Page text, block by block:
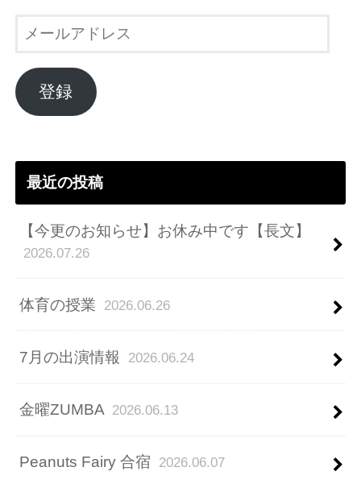
ル
ア
ド
登録
最近の投稿
【今更のお知らせ】お休み中です【長文】
2026.07.26
体育の授業 2026.06.26
7月の出演情報 2026.06.24
金曜ZUMBA 2026.06.13
Peanuts Fairy 合宿 2026.06.07